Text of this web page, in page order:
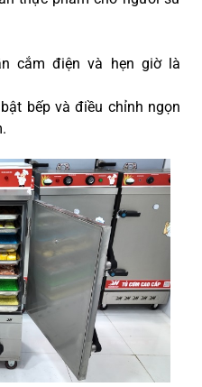
cắm điện và hẹn giờ là
bếp và điều chỉnh ngọn